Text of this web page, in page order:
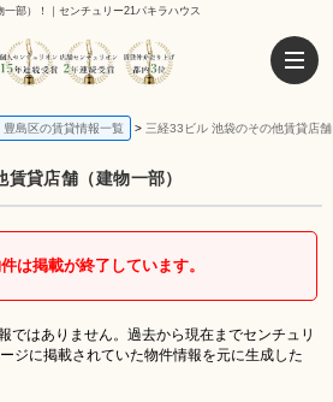
部）！｜センチュリー21パキラハウス
豊島区の賃貸情報一覧 三経33ビル 池袋のその他賃貸店
賃貸店舗（建物一部）
は掲載が終了しています。
ではありません。過去から現在までセンチュリ
ジに掲載されていた物件情報を元に生成した